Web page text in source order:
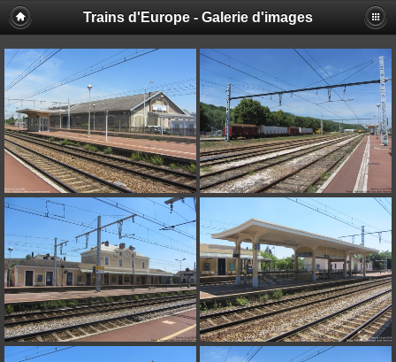
Trains d'Europe - Galerie d'images